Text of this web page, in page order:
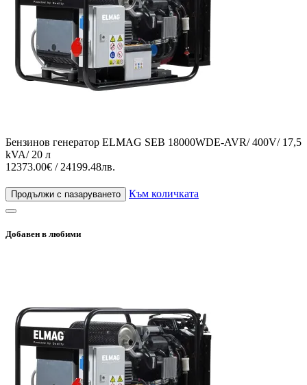
Бензинов генератор ELMAG SEB 18000WDE-AVR/ 400V/ 17,5
kVA/ 20 л
12373.00€ / 24199.48лв.
Продължи с пазаруването Към количката
Добавен в любими